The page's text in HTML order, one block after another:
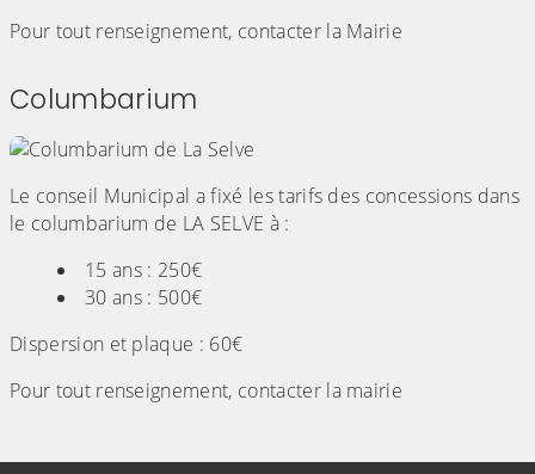
Pour tout renseignement, contacter la Mairie
Columbarium
Le conseil Municipal a fixé les tarifs des concessions dans
le columbarium de LA SELVE à :
15 ans : 250€
30 ans : 500€
Dispersion et plaque : 60€
Pour tout renseignement, contacter la mairie